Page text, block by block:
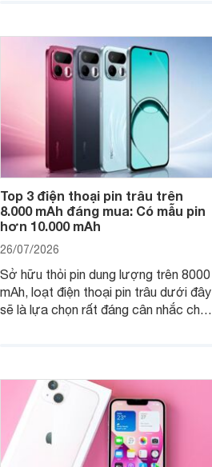
Top 3 điện thoại pin trâu trên
8.000 mAh đáng mua: Có mẫu pin
hơn 10.000 mAh
26/07/2026
Sở hữu thỏi pin dung lượng trên 8000
mAh, loạt điện thoại pin trâu dưới đây
sẽ là lựa chọn rất đáng cân nhắc cho